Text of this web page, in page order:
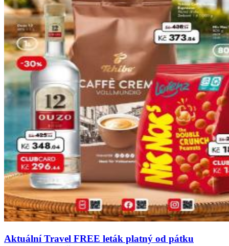
Aktuální Travel FREE leták platný od pátku